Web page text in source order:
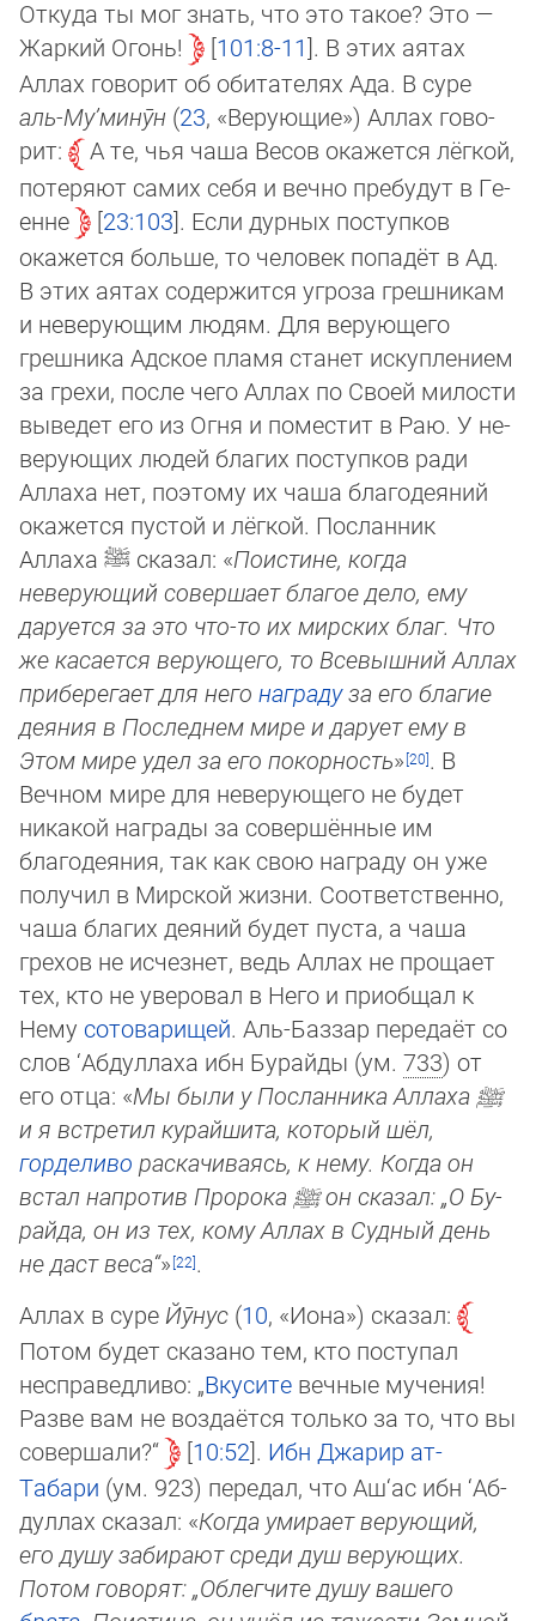
Откуда ты мог знать, что это такое? Это —
Жар­кий Огонь!
101:8-11 . В этих аятах
Аллах говорит об обитателях Ада. В суре
аль-Му’­ми­нӯн (23, «Ве­рую­щие») Аллах го­во­
рит:
А те, чья чаша Ве­сов окажется лёгкой,
потеряют самих себя и вечно пребудут в Ге­
ен­не
23:103 . Если дурных пос­туп­ков
окажется больше, то человек попадёт в Ад.
В этих аятах содержится угроза грешникам
и неверующим людям. Для ве­рую­щего
грешника Адское пламя станет искуплением
за грехи, после чего Аллах по Своей милости
выведет его из Ог­ня и поместит в Раю. У не­
ве­рую­щих лю­дей благих поступков ради
Аллаха нет, поэтому их чаша благодеяний
окажется пус­той и лёгкой. Посланник
Аллаха ﷺ ска­зал: «Поистине, когда
неверующий совершает благое дело, ему
даруется за это что-то их мирских благ. Что
же касается верующего, то Всевышний Аллах
приберегает для него наградуза его благие
деяния в Пос­лед­нем мире и дарует ему в
Этом мире удел за его покор­ность»
. В
Вечном мире для неверующего не будет
никакой на­гра­ды за со­вер­шённые им
благодеяния, так как свою награду он уже
получил в Мирской жизни. Соответственно,
чаша бла­гих дея­ний будет пуста, а чаша
грехов не исчезнет, ведь Аллах не прощает
тех, кто не уверовал в Него и приобщал к
Нему со­то­ва­ри­щей. Аль-Баззар передаёт со
слов ‘Абдуллаха ибн Бурайды (ум. 733) от
его отца: «Мы были у Посланника Аллаха ﷺ
и я встре­тил ку­рай­ши­та, который шёл,
горделиво раскачиваясь, к нему. Когда он
встал напротив Пророка ﷺон сказал: „О Бу­
рай­да, он из тех, ко­му Ал­лах в Судный день
не даст ве­са“»
.
Аллах в суре Йӯ­нус (10, «Иона») сказал:
Потом будет сказано тем, кто поступал
несправедливо: „Вкусите вечные мучения!
Раз­ве вам не воздаётся только за то, что вы
совер­ша­ли?“
10:52 . Ибн Джарир ат-
Табари (ум. 923) передал, что Аш‘ас ибн ‘Аб­
дул­лах сказал: «Когда умирает верующий,
его душу забирают среди душ верующих.
Потом говорят: „Облегчите душу вашего